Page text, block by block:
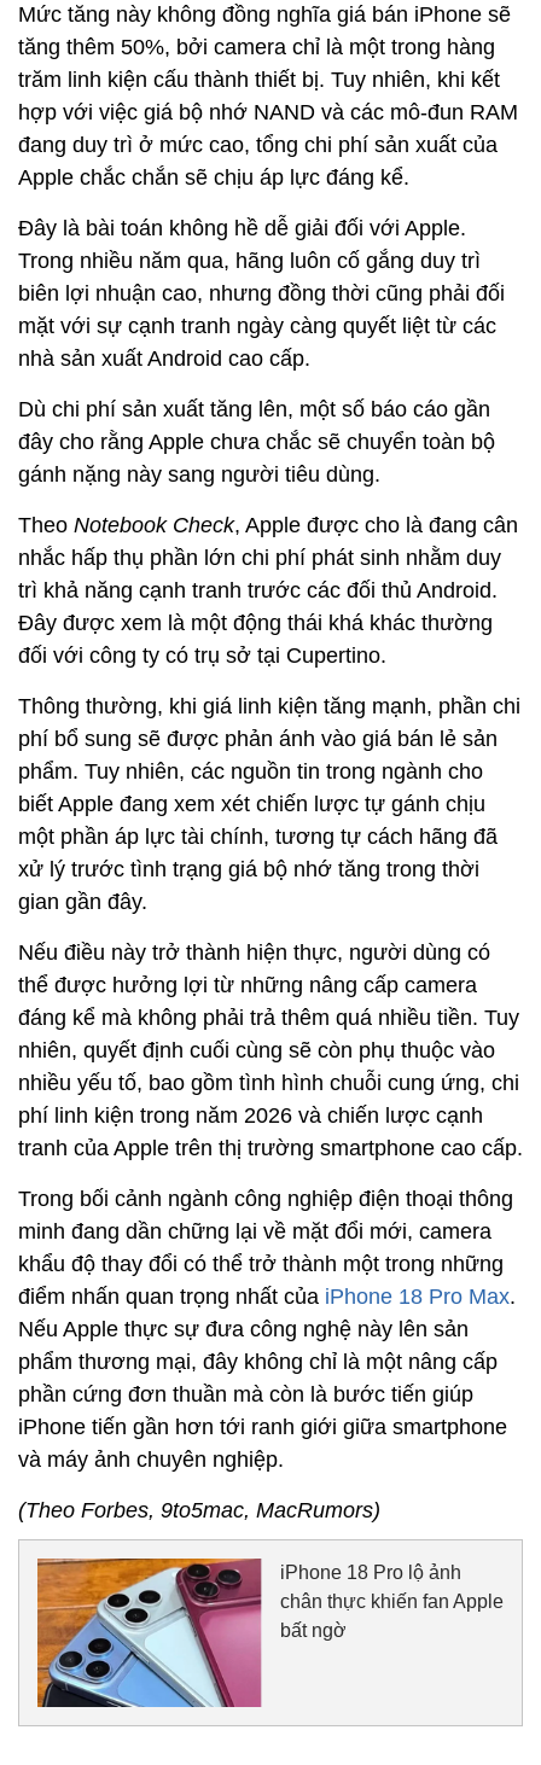
Mức tăng này không đồng nghĩa giá bán iPhone sẽ
tăng thêm 50%, bởi camera chỉ là một trong hàng
trăm linh kiện cấu thành thiết bị. Tuy nhiên, khi kết
hợp với việc giá bộ nhớ NAND và các mô-đun RAM
đang duy trì ở mức cao, tổng chi phí sản xuất của
Apple chắc chắn sẽ chịu áp lực đáng kể.
Đây là bài toán không hề dễ giải đối với Apple.
Trong nhiều năm qua, hãng luôn cố gắng duy trì
biên lợi nhuận cao, nhưng đồng thời cũng phải đối
mặt với sự cạnh tranh ngày càng quyết liệt từ các
nhà sản xuất Android cao cấp.
Dù chi phí sản xuất tăng lên, một số báo cáo gần
đây cho rằng Apple chưa chắc sẽ chuyển toàn bộ
gánh nặng này sang người tiêu dùng.
Theo Notebook Check, Apple được cho là đang cân
nhắc hấp thụ phần lớn chi phí phát sinh nhằm duy
trì khả năng cạnh tranh trước các đối thủ Android.
Đây được xem là một động thái khá khác thường
đối với công ty có trụ sở tại Cupertino.
Thông thường, khi giá linh kiện tăng mạnh, phần chi
phí bổ sung sẽ được phản ánh vào giá bán lẻ sản
phẩm. Tuy nhiên, các nguồn tin trong ngành cho
biết Apple đang xem xét chiến lược tự gánh chịu
một phần áp lực tài chính, tương tự cách hãng đã
xử lý trước tình trạng giá bộ nhớ tăng trong thời
gian gần đây.
Nếu điều này trở thành hiện thực, người dùng có
thể được hưởng lợi từ những nâng cấp camera
đáng kể mà không phải trả thêm quá nhiều tiền. Tuy
nhiên, quyết định cuối cùng sẽ còn phụ thuộc vào
nhiều yếu tố, bao gồm tình hình chuỗi cung ứng, chi
phí linh kiện trong năm 2026 và chiến lược cạnh
tranh của Apple trên thị trường smartphone cao cấp.
Trong bối cảnh ngành công nghiệp điện thoại thông
minh đang dần chững lại về mặt đổi mới, camera
khẩu độ thay đổi có thể trở thành một trong những
điểm nhấn quan trọng nhất của iPhone 18 Pro Max.
Nếu Apple thực sự đưa công nghệ này lên sản
phẩm thương mại, đây không chỉ là một nâng cấp
phần cứng đơn thuần mà còn là bước tiến giúp
iPhone tiến gần hơn tới ranh giới giữa smartphone
và máy ảnh chuyên nghiệp.
(Theo Forbes, 9to5mac, MacRumors)
iPhone 18 Pro lộ ảnh
chân thực khiến fan Apple
bất ngờ